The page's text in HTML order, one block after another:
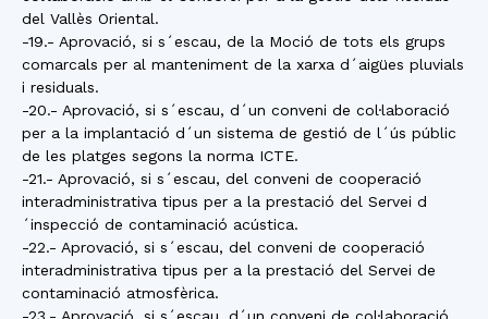
del Vallès Oriental.
-19.- Aprovació, si s´escau, de la Moció de tots els grups
comarcals per al manteniment de la xarxa d´aigües pluvials
i residuals.
-20.- Aprovació, si s´escau, d´un conveni de col·laboració
per a la implantació d´un sistema de gestió de l´ús públic
de les platges segons la norma ICTE.
-21.- Aprovació, si s´escau, del conveni de cooperació
interadministrativa tipus per a la prestació del Servei d
´inspecció de contaminació acústica.
-22.- Aprovació, si s´escau, del conveni de cooperació
interadministrativa tipus per a la prestació del Servei de
contaminació atmosfèrica.